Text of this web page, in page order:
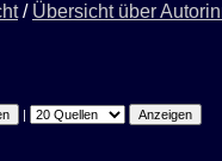
/ Übersicht über
|